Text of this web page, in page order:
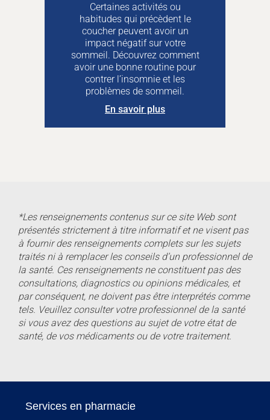
Certaines activités ou
habitudes qui précèdent le
coucher peuvent avoir un
impact négatif sur votre
sommeil. Découvrez comment
avoir une bonne routine pour
contrer l’insomnie et les
problèmes de sommeil.
En savoir plus
*Les renseignements contenus sur ce site Web sont
présentés strictement à titre informatif et ne visent pas
à fournir des renseignements complets sur les sujets
traités ni à remplacer les conseils d’un professionnel de
la santé. Ces renseignements ne constituent pas des
consultations, diagnostics ou opinions médicales, et
par conséquent, ne doivent pas être interprétés comme
tels. Veuillez consulter votre professionnel de la santé
si vous avez des questions au sujet de votre état de
santé, de vos médicaments ou de votre traitement.
Services en pharmacie